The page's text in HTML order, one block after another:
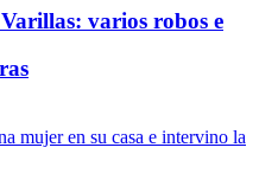
varios robos e